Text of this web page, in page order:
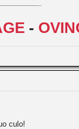
-
culo!